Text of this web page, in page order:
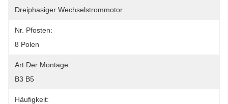
Dreiphasiger Wechselstrommotor
Nr. Pfosten:
8 Polen
Art Der Montage:
B3 B5
Häufigkeit: